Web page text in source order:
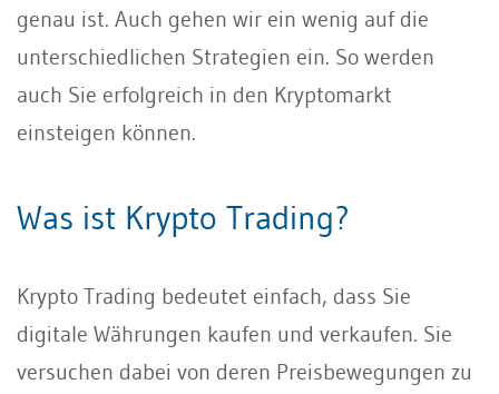
genau ist. Auch gehen wir ein wenig auf die
unterschiedlichen Strategien ein. So werden
auch Sie erfolgreich in den Kryptomarkt
einsteigen können.
Was ist Krypto Trading?
Krypto Trading bedeutet einfach, dass Sie
digitale Währungen kaufen und verkaufen. Sie
versuchen dabei von deren Preisbewegungen zu